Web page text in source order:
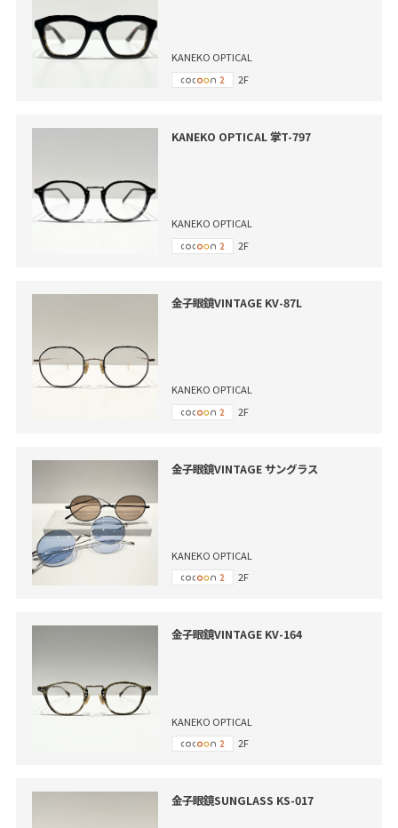
KANEKO OPTICAL
2F
KANEKO OPTICAL 掌T-797
KANEKO OPTICAL
2F
金子眼鏡VINTAGE KV-87L
KANEKO OPTICAL
2F
金子眼鏡VINTAGE サングラス
KANEKO OPTICAL
2F
金子眼鏡VINTAGE KV-164
KANEKO OPTICAL
2F
金子眼鏡SUNGLASS KS-017